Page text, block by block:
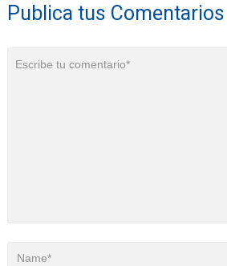
Publica tus Comentarios